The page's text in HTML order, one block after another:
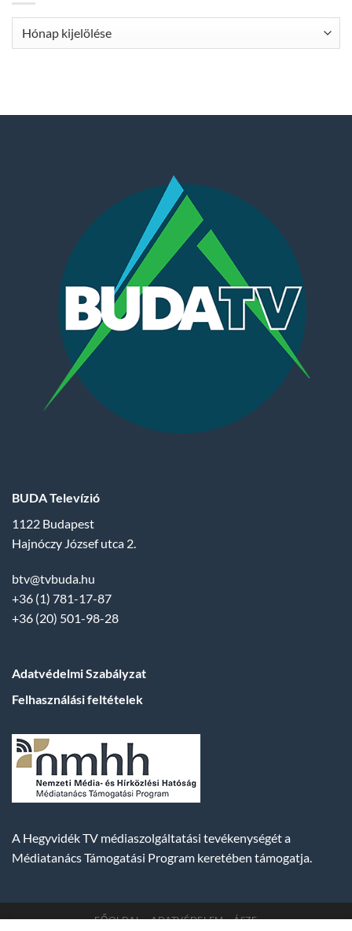
Archívum
BUDA Televízió
1122 Budapest
Hajnóczy József utca 2.
btv@tvbuda.hu
+36 (1) 781-17-87
+36 (20) 501-98-28
Adatvédelmi Szabályzat
Felhasználási feltételek
A Hegyvidék TV médiaszolgáltatási tevékenységét a
Médiatanács Támogatási Program keretében támogatja.
FŐOLDAL ADATVÉDELEM ÁSZF